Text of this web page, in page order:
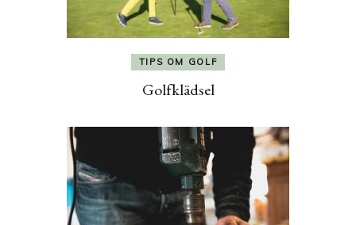
TIPS OM GOLF
Golfklädsel